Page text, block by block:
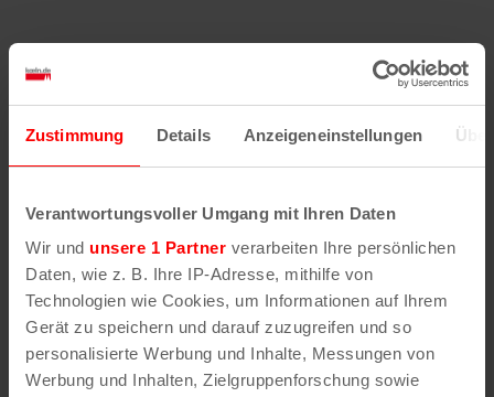
Zustimmung Details Anzeigeneinstellungen
Verantwortungsvoller Umgang mit Ihren Daten
Wir und unsere 1 Partner verarbeiten Ihre persönlichen
Daten, wie z. B. Ihre IP-Adresse, mithilfe von
Technologien wie Cookies, um Informationen auf Ihrem
Gerät zu speichern und darauf zuzugreifen und so
personalisierte Werbung und Inhalte, Messungen von
Werbung und Inhalten, Zielgruppenforschung sowie